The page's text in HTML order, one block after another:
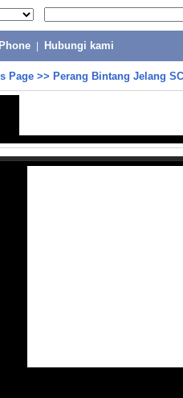
Hubungi kami
Page >> Perang Bintang Jelang